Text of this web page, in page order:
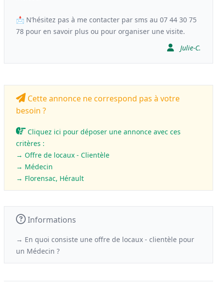
📩 N’hésitez pas à me contacter par sms au 07 44 30 75
78 pour en savoir plus ou pour organiser une visite.
Julie-C.
Cette annonce ne correspond pas à votre
besoin ?
Cliquez ici pour déposer une annonce avec ces
critères :
→ Offre de locaux - Clientèle
→ Médecin
→ Florensac, Hérault
Informations
→ En quoi consiste une offre de locaux - clientèle pour
un Médecin ?